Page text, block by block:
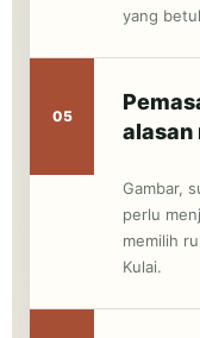
yang
05
alasan
Gambar,
perlu
memilih
Kulai.